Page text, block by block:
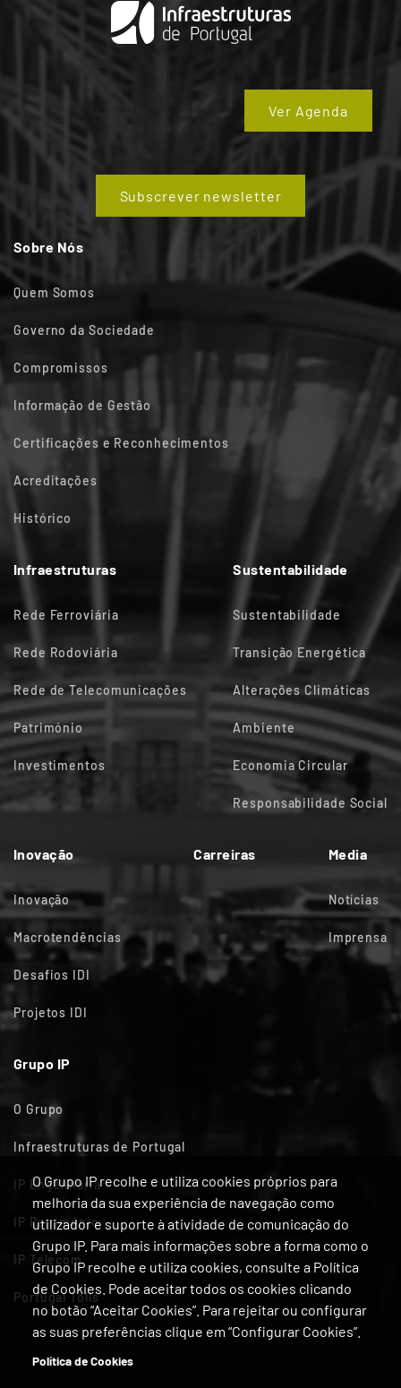
O Grupo IP recolhe e utiliza cookies próprios para
melhoria da sua experiência de navegação como
utilizador e suporte à atividade de comunicação do
Grupo IP. Para mais informações sobre a forma como o
Grupo IP recolhe e utiliza cookies, consulte a Política
de Cookies. Pode aceitar todos os cookies clicando
no botão “Aceitar Cookies”. Para rejeitar ou configurar
as suas preferências clique em “Configurar Cookies”.
Política de Cookies
Ver Agenda
Subscrever newsletter
Sobre Nós
Quem Somos
Governo da Sociedade
Compromissos
Informação de Gestão
Certificações e Reconhecimentos
Acreditações
Histórico
Infraestruturas
Rede Ferroviária
Rede Rodoviária
Rede de Telecomunicações
Património
Investimentos
Sustentabilidade
Sustentabilidade
Transição Energética
Alterações Climáticas
Ambiente
Economia Circular
Responsabilidade Social
Inovação
Inovação
Macrotendências
Desafios IDI
Projetos IDI
Carreiras Media
Notícias
Imprensa
Grupo IP
O Grupo
Infraestruturas de Portugal
IP Engenharia
IP Património
IP Telecom
Portugal Tolls